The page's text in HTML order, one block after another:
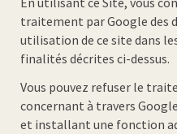
traitement par Google des
utilisation de ce site dans
finalités décrites ci-dessus.
Vous pouvez refuser le
concernant à travers
et installant une fonction